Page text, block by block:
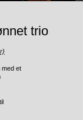
trio
et